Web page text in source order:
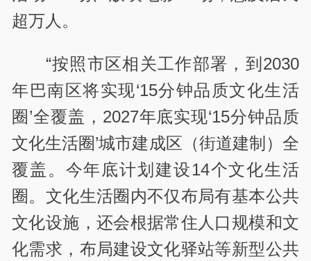
超万人。
“按照市区相关工作部署，到2030
年巴南区将实现‘15分钟品质文化生活
圈’全覆盖，2027年底实现‘15分钟品质
文化生活圈’城市建成区（街道建制）全
覆盖。今年底计划建设14个文化生活
圈。文化生活圈内不仅布局有基本公共
文化设施，还会根据常住人口规模和文
化需求，布局建设文化驿站等新型公共